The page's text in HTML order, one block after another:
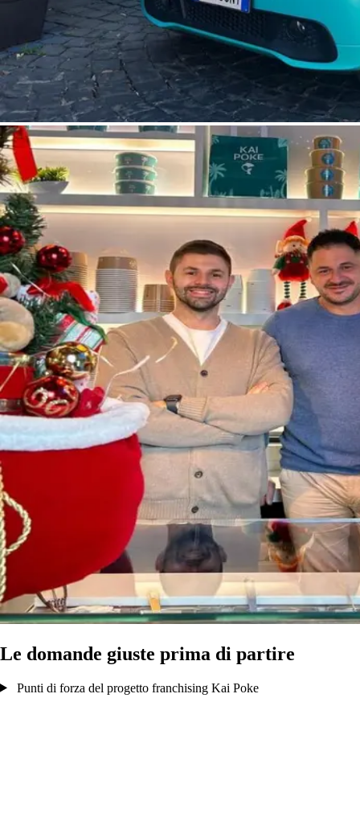
Le domande giuste prima di partire
Punti di forza del progetto franchising Kai Poke